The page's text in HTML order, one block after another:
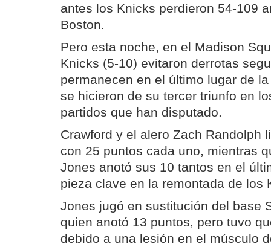
antes los Knicks perdieron 54-109
Boston.
Pero esta noche, en el Madison
Knicks (5-10) evitaron derrotas
permanecen en el último lugar de
se hicieron de su tercer triunfo en
partidos que han disputado.
Crawford y el alero Zach Randolph
con 25 puntos cada uno, mientras
Jones anotó sus 10 tantos en el
pieza clave en la remontada de los
Jones jugó en sustitución del base
quien anotó 13 puntos, pero tuvo
debido a una lesión en el músculo